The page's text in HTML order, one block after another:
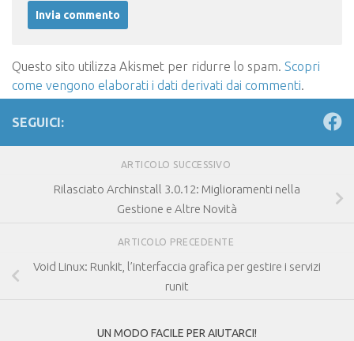
Questo sito utilizza Akismet per ridurre lo spam. Scopri
come vengono elaborati i dati derivati dai commenti.
SEGUICI:
ARTICOLO SUCCESSIVO
Rilasciato Archinstall 3.0.12: Miglioramenti nella
Gestione e Altre Novità
ARTICOLO PRECEDENTE
Void Linux: Runkit, l’interfaccia grafica per gestire i servizi
runit
UN MODO FACILE PER AIUTARCI!